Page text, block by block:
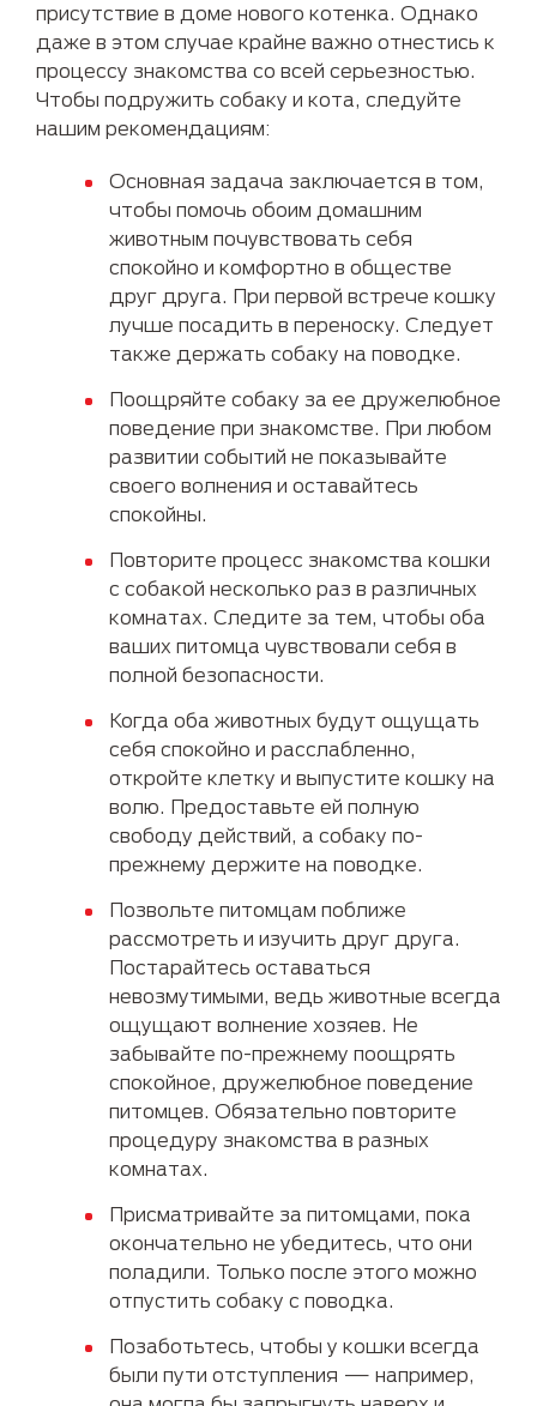
присутствие в доме нового котенка. Однако
даже в этом случае крайне важно отнестись к
процессу знакомства со всей серьезностью.
Чтобы подружить собаку и кота, следуйте
нашим рекомендациям:
Основная задача заключается в том,
чтобы помочь обоим домашним
животным почувствовать себя
спокойно и комфортно в обществе
друг друга. При первой встрече кошку
лучше посадить в переноску. Следует
также держать собаку на поводке.
Поощряйте собаку за ее дружелюбное
поведение при знакомстве. При любом
развитии событий не показывайте
своего волнения и оставайтесь
спокойны.
Повторите процесс знакомства кошки
с собакой несколько раз в различных
комнатах. Следите за тем, чтобы оба
ваших питомца чувствовали себя в
полной безопасности.
Когда оба животных будут ощущать
себя спокойно и расслабленно,
откройте клетку и выпустите кошку на
волю. Предоставьте ей полную
свободу действий, а собаку по-
прежнему держите на поводке.
Позвольте питомцам поближе
рассмотреть и изучить друг друга.
Постарайтесь оставаться
невозмутимыми, ведь животные всегда
ощущают волнение хозяев. Не
забывайте по-прежнему поощрять
спокойное, дружелюбное поведение
питомцев. Обязательно повторите
процедуру знакомства в разных
комнатах.
Присматривайте за питомцами, пока
окончательно не убедитесь, что они
поладили. Только после этого можно
отпустить собаку с поводка.
Позаботьтесь, чтобы у кошки всегда
были пути отступления — например,